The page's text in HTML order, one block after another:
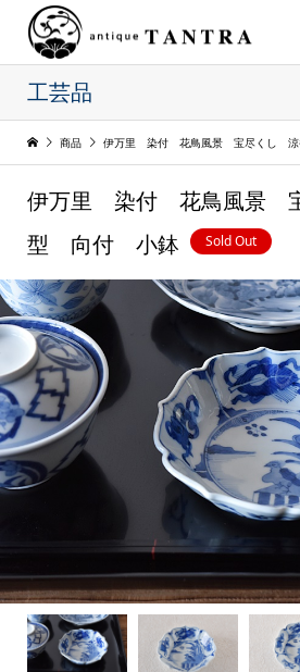
工芸品
商品 伊万里 染付 花鳥風景 宝尽くし
伊万里 染付 花鳥風景
型 向付 小鉢
Sold Out